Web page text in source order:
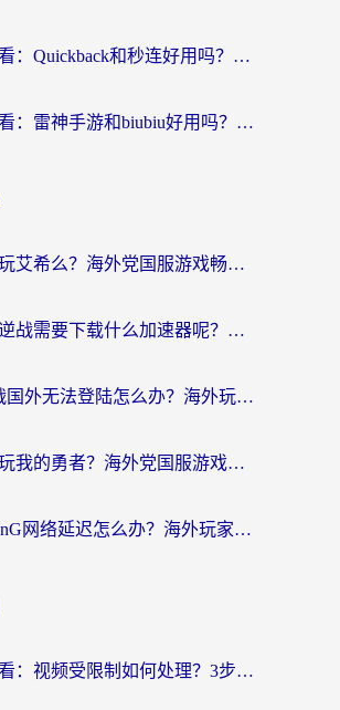
海外党必看：Quickback和秒连好用吗？3步选对回国加速器，无缝刷国内资源
海外党必看：雷神手游和biubiu好用吗？3招选对回国加速器无缝刷国内资源
国外可以玩艾希么？海外党国服游戏畅玩终极指南（附加速器选择秘籍）
在国外玩逆战需要下载什么加速器呢？海外党亲测有效的国服游戏加速指南
300大作战国外无法登陆怎么办？海外玩家亲测有效的解决指南
法国怎么玩我的勇者？海外党国服游戏不卡攻略，附3款热门游戏加速实测
国外玩BanG网络延迟怎么办？海外玩家亲测有效的国服游戏加速指南
海外党必看：视频受限制如何处理？3步解决国内剧番“看不了”难题